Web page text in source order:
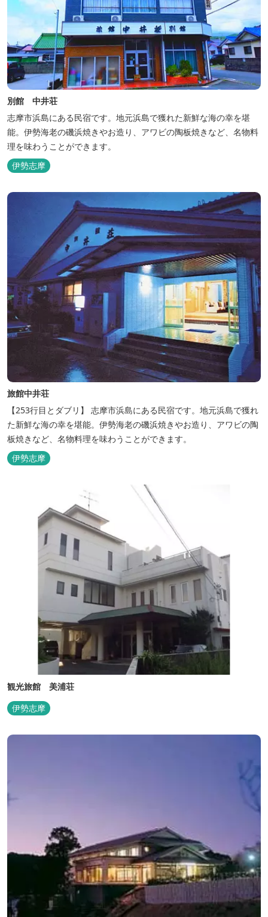
別館 中井荘
志摩市浜島にある民宿です。地元浜島で獲れた新鮮な海の幸を堪
能。伊勢海老の磯浜焼きやお造り、アワビの陶板焼きなど、名物料
理を味わうことができます。
伊勢志摩
旅館中井荘
【253行目とダブリ】 志摩市浜島にある民宿です。地元浜島で獲れ
た新鮮な海の幸を堪能。伊勢海老の磯浜焼きやお造り、アワビの陶
板焼きなど、名物料理を味わうことができます。
伊勢志摩
観光旅館 美浦荘
伊勢志摩